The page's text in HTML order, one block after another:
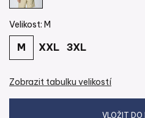
Velikost: M
M XXL 3XL
Zobrazit tabulku velikostí